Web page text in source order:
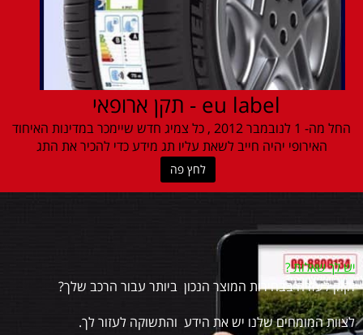
eu label - תקן ארופאי
החל מה- 1 לנובמבר 2012 , כל צמיג חדש שיימכר במדינות האיחוד
האירופי יהיה חייב לשאת עליו תג מידע כדי להכיר את התג
לחץ פה
יש לך שאלות?
זקוק לעזרה בבחירות המוצר הנכון ביותר עבור הרכב שלך?
לצוות המומחים שלנו יש את הידע והתשוקה לעזור לך.